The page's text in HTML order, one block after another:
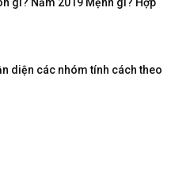
gì? Năm 2019 Mệnh gì? Hợp
diện các nhóm tính cách theo